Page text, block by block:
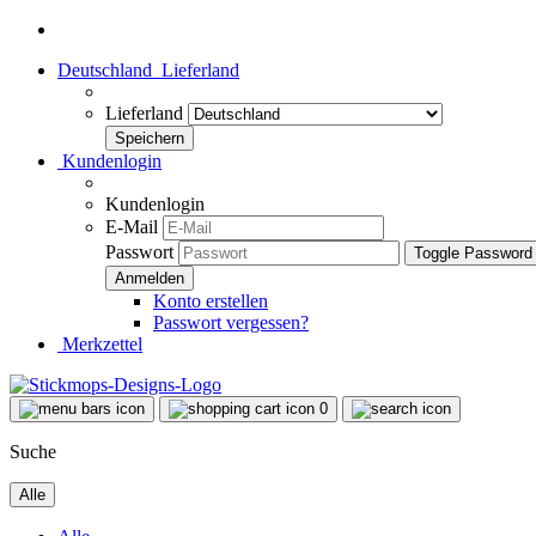
Deutschland Lieferland
Lieferland
Kundenlogin
Kundenlogin
E-Mail
Passwort
Toggle
Konto erstellen
Passwort vergessen?
Merkzettel
0
Suche
Alle